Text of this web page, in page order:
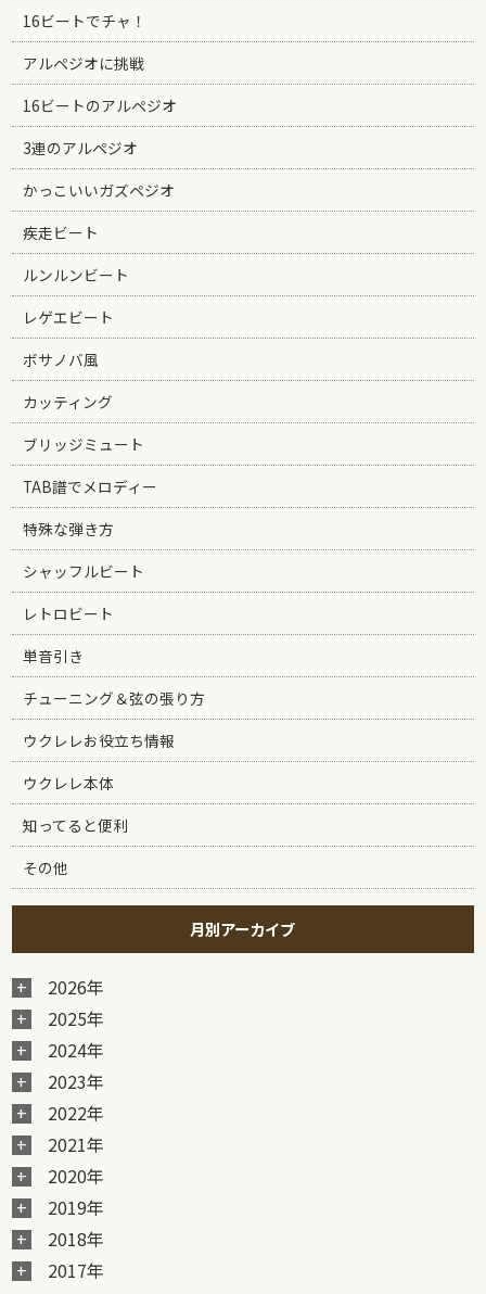
16ビートでチャ！
アルペジオに挑戦
16ビートのアルペジオ
3連のアルペジオ
かっこいいガズペジオ
疾走ビート
ルンルンビート
レゲエビート
ボサノバ風
カッティング
ブリッジミュート
TAB譜でメロディー
特殊な弾き方
シャッフルビート
レトロビート
単音引き
チューニング＆弦の張り方
ウクレレお役立ち情報
ウクレレ本体
知ってると便利
その他
月別アーカイブ
2026年
2025年
2024年
2023年
2022年
2021年
2020年
2019年
2018年
2017年